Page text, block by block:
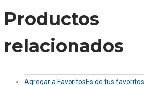
Productos
relacionados
Agregar a FavoritosEs de tus favoritos